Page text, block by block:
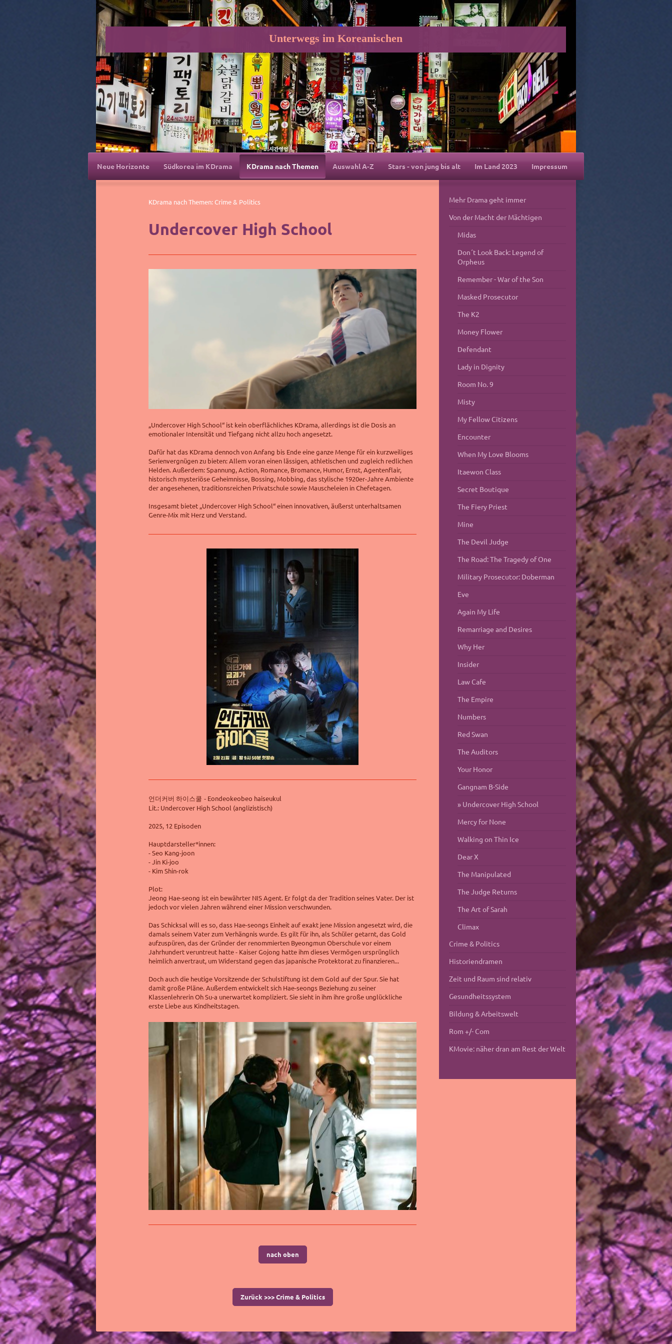
Unterwegs im Koreanischen
Neue Horizonte Südkorea im KDrama KDrama nach Themen Auswahl A-Z Stars - von jung bis alt Im Land 2023 Impressum
KDrama nach Themen: Crime & Politics
Undercover High School
„Undercover High School“ ist kein oberflächliches KDrama, allerdings ist die Dosis an
emotionaler Intensität und Tiefgang nicht allzu hoch angesetzt.
Dafür hat das KDrama dennoch von Anfang bis Ende eine ganze Menge für ein kurzweiliges
Serienvergnügen zu bieten: Allem voran einen lässigen, athletischen und zugleich redlichen
Helden. Außerdem: Spannung, Action, Romance, Bromance, Humor, Ernst, Agentenflair,
historisch mysteriöse Geheimnisse, Bossing, Mobbing, das stylische 1920er-Jahre Ambiente
der angesehenen, traditionsreichen Privatschule sowie Mauscheleien in Chefetagen.
Insgesamt bietet „Undercover High School“ einen innovativen, äußerst unterhaltsamen
Genre-Mix mit Herz und Verstand.
언더커버 하이스쿨 - Eondeokeobeo haiseukul
Lit.: Undercover High School (anglizistisch)
2025, 12 Episoden
Hauptdarsteller*innen:
- Seo Kang-joon
- Jin Ki-joo
- Kim Shin-rok
Plot:
Jeong Hae-seong ist ein bewährter NIS Agent. Er folgt da der Tradition seines Vater. Der ist
jedoch vor vielen Jahren während einer Mission verschwunden.
Das Schicksal will es so, dass Hae-seongs Einheit auf exakt jene Mission angesetzt wird, die
damals seinem Vater zum Verhängnis wurde. Es gilt für ihn, als Schüler getarnt, das Gold
aufzuspüren, das der Gründer der renommierten ByeongmunOberschule vor einem
Jahrhundert veruntreut hatte - Kaiser Gojong hatte ihm dieses Vermögen ursprünglich
heimlich anvertraut, um Widerstand gegen das japanische Protektorat zu finanzieren...
Doch auch die heutige Vorsitzende der Schulstiftung ist dem Gold auf der Spur. Sie hat
damit große Pläne. Außerdem entwickelt sich Hae-seongs Beziehung zu seiner
Klassenlehrerin Oh Su-a unerwartet kompliziert. Sie sieht in ihm ihre große unglückliche
erste Liebe aus Kindheitstagen.
nach oben
Zurück >>> Crime & Politics
Mehr Drama geht immer
Von der Macht der Mächtigen
Midas
Don´t Look Back: Legend of
Orpheus
Remember - War of the Son
Masked Prosecutor
The K2
Money Flower
Defendant
Lady in Dignity
Room No. 9
Misty
My Fellow Citizens
Encounter
When My Love Blooms
Itaewon Class
Secret Boutique
The Fiery Priest
Mine
The Devil Judge
The Road: The Tragedy of One
Military Prosecutor: Doberman
Eve
Again My Life
Remarriage and Desires
Why Her
Insider
Law Cafe
The Empire
Numbers
Red Swan
The Auditors
Your Honor
Gangnam B-Side
Undercover High School
Mercy for None
Walking on Thin Ice
Dear X
The Manipulated
The Judge Returns
The Art of Sarah
Climax
Crime & Politics
Historiendramen
Zeit und Raum sind relativ
Gesundheitssystem
Bildung & Arbeitswelt
Rom +/- Com
KMovie: näher dran am Rest der Welt